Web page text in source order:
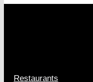
Restaurants